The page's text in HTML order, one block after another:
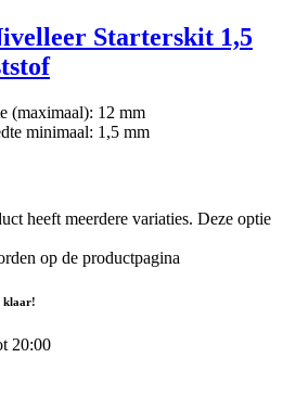
Starterskit 1,5
(maximaal): 12 mm
minimaal: 1,5 mm
heeft meerdere variaties. Deze optie
op de productpagina
klaar!
20:00